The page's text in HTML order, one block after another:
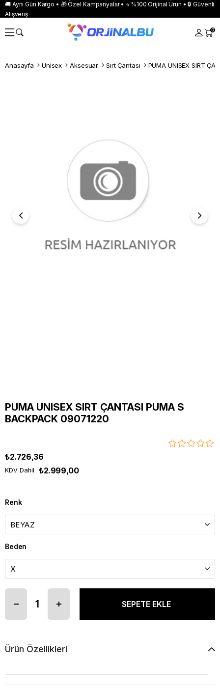
🚚 Aynı Gün Kargo • 🎁 Özel Kampanyalar • ⭐ %100 Orijinal Ürün • 🔒 Güvenli
Alışveriş
0
Anasayfa Unisex Aksesuar Sırt Çantası
PUMA UNISEX SIRT ÇANTASI PUMA S
BACKPACK 09071220
₺2.726,36
KDV Dahil ₺2.999,00
Renk
Beden
Ürün Özellikleri